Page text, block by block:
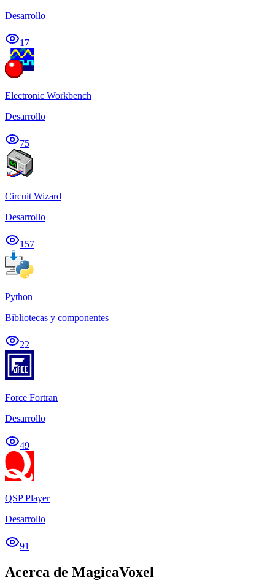
Desarrollo
17
Electronic Workbench
Desarrollo
75
Circuit Wizard
Desarrollo
157
Python
Bibliotecas y componentes
22
Force Fortran
Desarrollo
49
QSP Player
Desarrollo
91
Acerca de MagicaVoxel